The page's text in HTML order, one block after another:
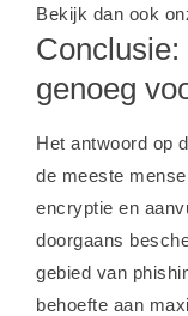
Bekijk dan ook
genoeg
Het antwoord op
de meeste
encryptie en
doorgaans
gebied van
behoefte aan